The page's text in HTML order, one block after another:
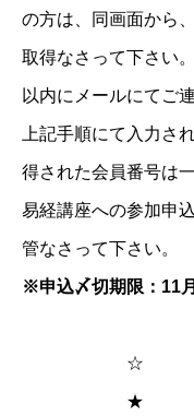
の方は、同画面から
取得なさって下さい
以内にメールにてご
上記手順にて入力さ
得された会員番号は
易経講座への参加申
管なさって下さい。
※申込〆切期限：11
☆
★